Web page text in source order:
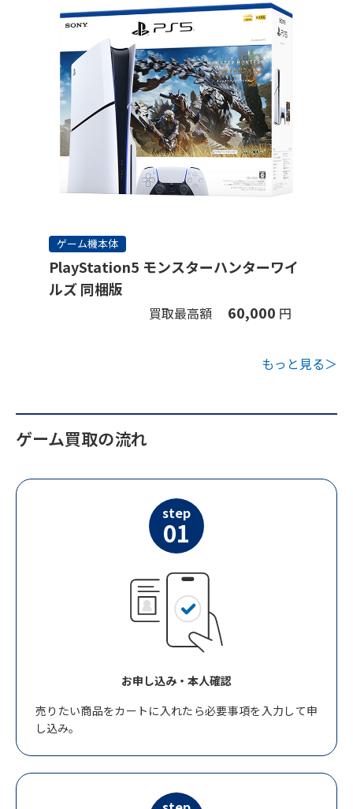
ゲーム機本体
PlayStation5 モンスターハンターワイ
ルズ 同梱版
買取最高額 60,000 円
もっと見る＞
ゲーム買取の流れ
step
01
お申し込み・本人確認
売りたい商品をカートに入れたら必要事項を入力して申
し込み。